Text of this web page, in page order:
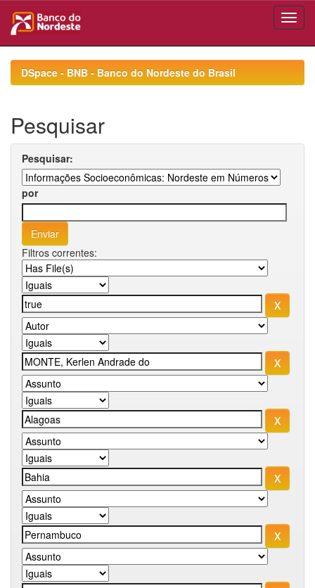
navigationDSpace - BNB - Banco do Nordeste do Brasil
Pesquisar
Pesquisar:
por
Filtros correntes: